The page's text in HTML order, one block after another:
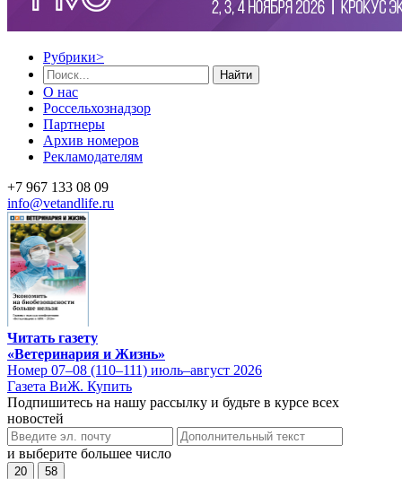
Рубрики>
Найти
О нас
Россельхознадзор
Партнеры
Архив номеров
Рекламодателям
+7 967 133 08 09
info@vetandlife.ru
Читать газету
«Ветеринария и Жизнь»
Номер 07–08 (110–111) июль–август 2026
Газета ВиЖ. Купить
Подпишитесь на нашу рассылку и будьте в курсе всех
новостей
и выберите большее число
20 58